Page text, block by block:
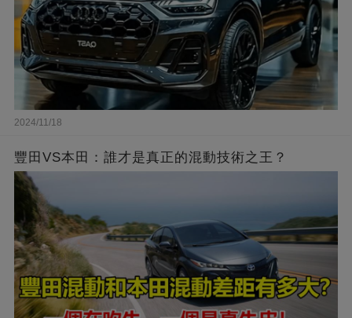
2024/11/18
豐田VS本田：誰才是真正的混動技術之王？